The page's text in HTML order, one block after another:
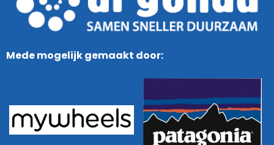
Mede mogelijk gemaakt door: